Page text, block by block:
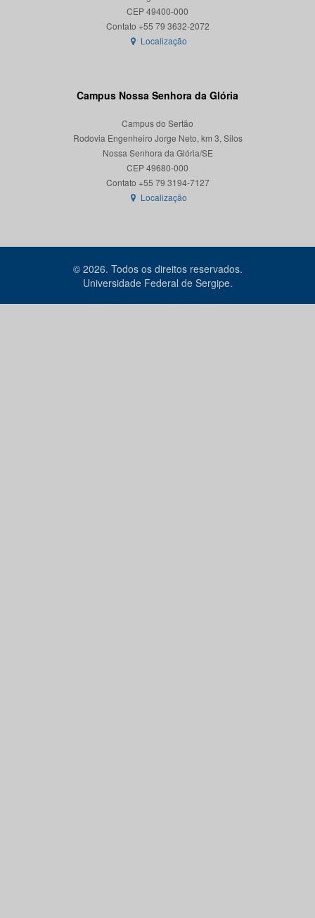
CEP 49400-000
Localização
Campus Nossa Senhora da Glória
Campus do Sertão
Rodovia Engenheiro Jorge Neto, km 3, Silos
Nossa Senhora da Glória/SE
CEP 49680-000
Contato +55 79 3194-7127
Localização
© 2026. Todos os direitos reservados.
Universidade Federal de Sergipe.